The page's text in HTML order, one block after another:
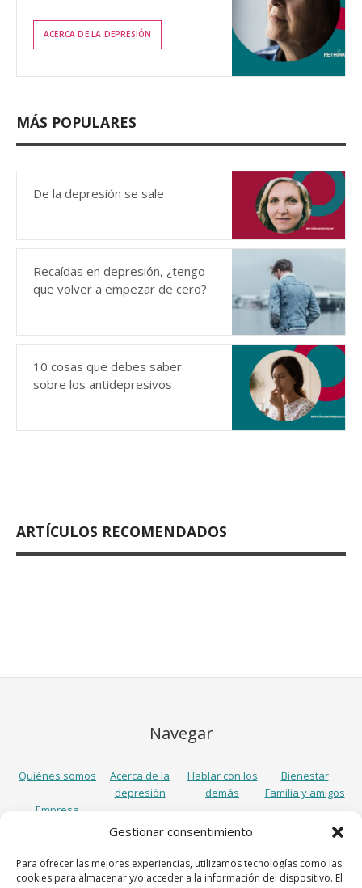
Gestionar consentimiento
Para ofrecer las mejores experiencias, utilizamos tecnologías como las
cookies para almacenar y/o acceder a la información del dispositivo. El
ACERCA DE LA DEPRESIÓN
MÁS POPULARES
De la depresión se sale
Recaídas en depresión, ¿tengo
que volver a empezar de cero?
10 cosas que debes saber
sobre los antidepresivos
ARTÍCULOS RECOMENDADOS
Navegar
Quiénes somos
Acerca de la
depresión
Hablar con los
demás
Bienestar
Familia y amigos
Empresa
Síguenos